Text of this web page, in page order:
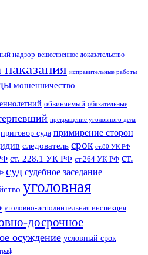
надзор вещественное доказательство
наказания исправительные работы
мошенничество
обвиняемый обязательные
прекращение уголовного дела
приговор суда примирение сторон
следователь срок ст.80 УК РФ
ст. 228.1 УК РФ ст.264 УК РФ ст.
суд судебное заседание
уголовная
уголовно-исполнительная инспекция
досрочное
осуждение условный срок